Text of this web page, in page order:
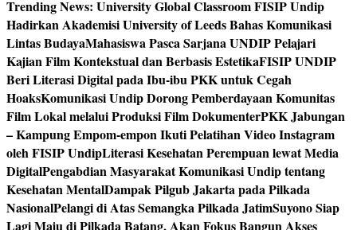
Trending News: University Global Classroom FISIP Undip
Hadirkan Akademisi University of Leeds Bahas Komunikasi
Lintas BudayaMahasiswa Pasca Sarjana UNDIP Pelajari
Kajian Film Kontekstual dan Berbasis EstetikaFISIP UNDIP
Beri Literasi Digital pada Ibu-ibu PKK untuk Cegah
HoaksKomunikasi Undip Dorong Pemberdayaan Komunitas
Film Lokal melalui Produksi Film DokumenterPKK Jabungan
– Kampung Empom-empon Ikuti Pelatihan Video Instagram
oleh FISIP UndipLiterasi Kesehatan Perempuan lewat Media
DigitalPengabdian Masyarakat Komunikasi Undip tentang
Kesehatan MentalDampak Pilgub Jakarta pada Pilkada
NasionalPelangi di Atas Semangka Pilkada JatimSuyono Siap
Lagi Maju di Pilkada Batang, Akan Fokus Bangun Akses